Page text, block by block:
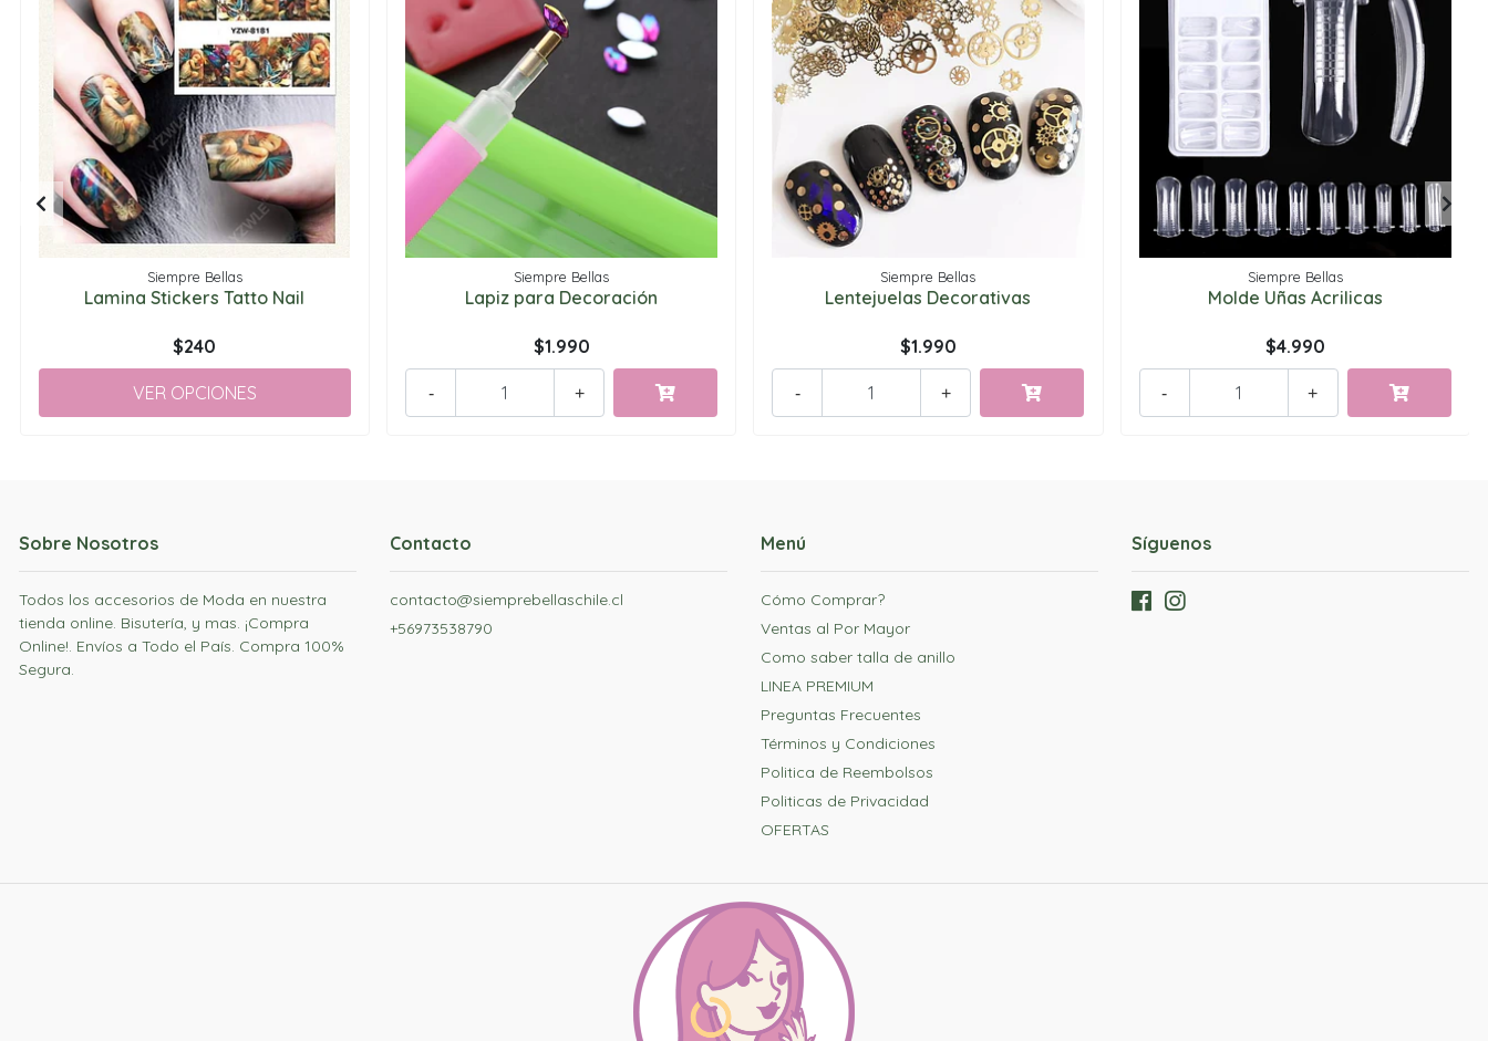
Siempre Bellas
Lamina Stickers Tatto Nail
$240
VER OPCIONES
Siempre Bellas
Lapiz para Decoración
$1.990
+
-
Siempre Bellas
Lentejuelas Decorativas
$1.990
+
-
Siempre Bellas
Molde Uñas Acrilicas
$4.990
+
-
Sobre Nosotros
Todos los accesorios de Moda en nuestra
tienda online. Bisutería, y mas. ¡Compra
Online!. Envíos a Todo el País. Compra 100%
Segura.
Contacto
contacto@siemprebellaschile.cl
+56973538790
Menú
Cómo Comprar?
Ventas al Por Mayor
Como saber talla de anillo
LINEA PREMIUM
Preguntas Frecuentes
Términos y Condiciones
Politica de Reembolsos
Politicas de Privacidad
OFERTAS
Síguenos